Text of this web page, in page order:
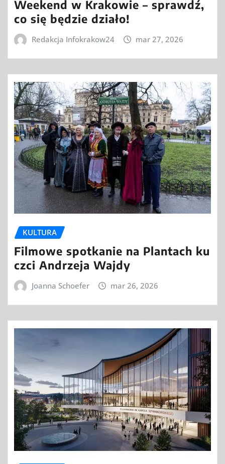
Weekend w Krakowie – sprawdź,
co się będzie działo!
Redakcja Infokrakow24 mar 27, 2026
KULTURA
Filmowe spotkanie na Plantach ku
czci Andrzeja Wajdy
Joanna Schoefer mar 26, 2026